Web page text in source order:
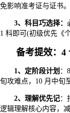
免影响准考证与证书。
3、科目巧选择：
1 科即可(初级优先《
备考提效：4
1、定阶段计划 ：
旬攻难点，10 月中旬
2、理解优先记：
逻辑理解核心内容，